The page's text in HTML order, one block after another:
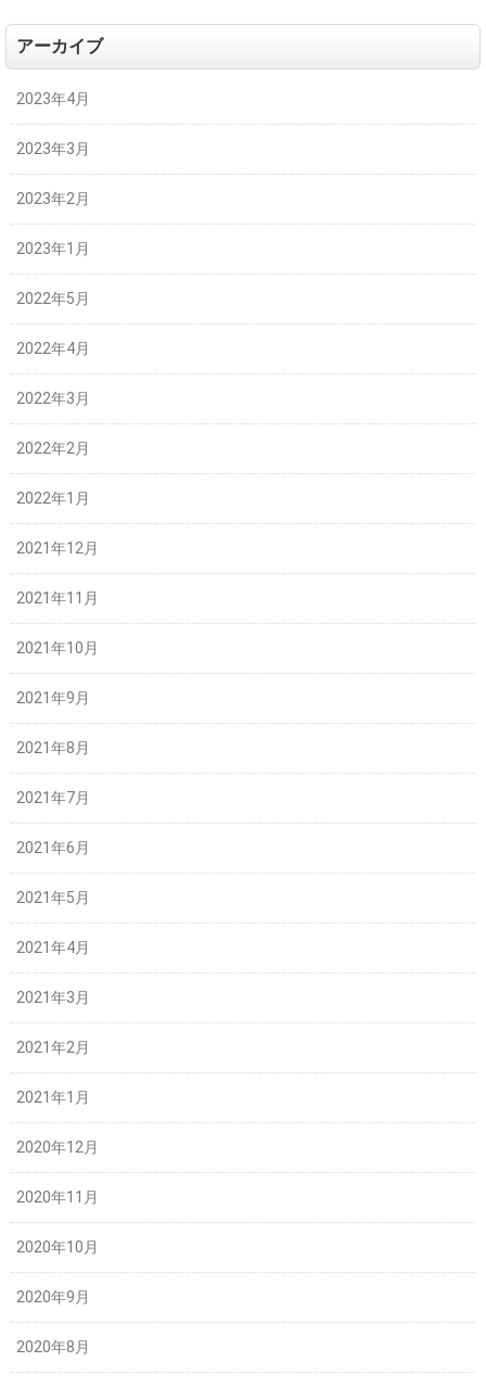
アーカイブ
2023年4月
2023年3月
2023年2月
2023年1月
2022年5月
2022年4月
2022年3月
2022年2月
2022年1月
2021年12月
2021年11月
2021年10月
2021年9月
2021年8月
2021年7月
2021年6月
2021年5月
2021年4月
2021年3月
2021年2月
2021年1月
2020年12月
2020年11月
2020年10月
2020年9月
2020年8月